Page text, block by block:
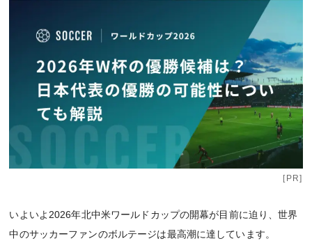
[PR]
いよいよ2026年北中米ワールドカップの開幕が目前に迫り、世界
中のサッカーファンのボルテージは最高潮に達しています。